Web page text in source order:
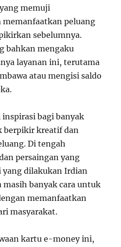
memuji
peluang
sebelumnya.
bahkan mengaku
layanan ini, terutama
atau mengisi saldo
bagi banyak
berpikir kreatif dan
Di tengah
persaingan yang
dilakukan Irdian
banyak cara untuk
memanfaatkan
masyarakat.
kartu e-money ini,